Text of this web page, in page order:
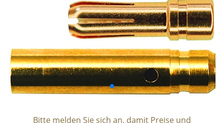
Bitte melden Sie sich an, damit Preise und